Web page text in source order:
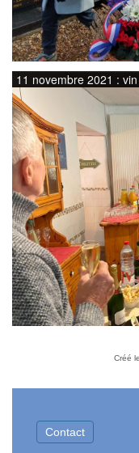
11 novembre 2021 :
Créé
Contact